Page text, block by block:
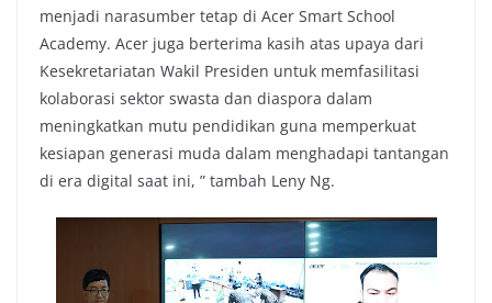
menjadi narasumber tetap di Acer Smart School
Academy. Acer juga berterima kasih atas upaya dari
Kesekretariatan Wakil Presiden untuk memfasilitasi
kolaborasi sektor swasta dan diaspora dalam
meningkatkan mutu pendidikan guna memperkuat
kesiapan generasi muda dalam menghadapi tantangan
di era digital saat ini, ” tambah Leny Ng.